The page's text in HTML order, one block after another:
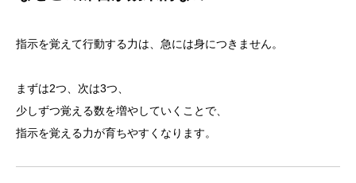
指示を覚えて行動する力は、急には身につきません。
まずは2つ、次は3つ、
少しずつ覚える数を増やしていくことで、
指示を覚える力が育ちやすくなります。